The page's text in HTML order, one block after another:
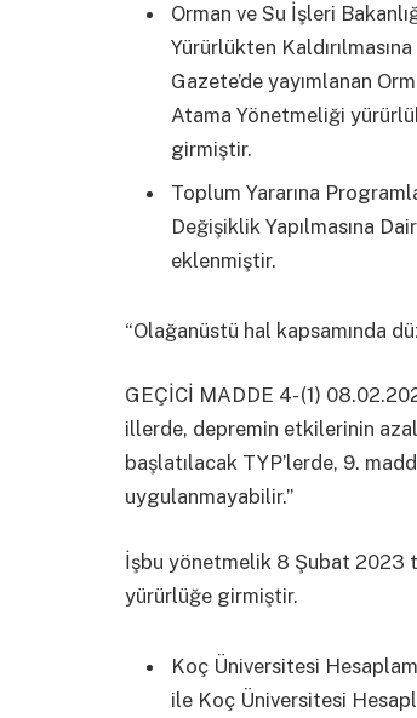
Orman ve Su İşleri
Yürürlükten
Gazete’de yayımlanan
Atama Yönetmeliği
girmiştir.
Toplum Yararına
Değişiklik Yapılmasına
eklenmiştir.
“Olağanüstü hal kapsamında
GEÇİCİ MADDE 4- (1)
illerde, depremin etkilerinin
başlatılacak TYP’lerde, 9.
uygulanmayabilir.”
İşbu yönetmelik 8 Şubat 2023
yürürlüğe girmiştir.
Koç Üniversitesi
ile Koç Üniversitesi